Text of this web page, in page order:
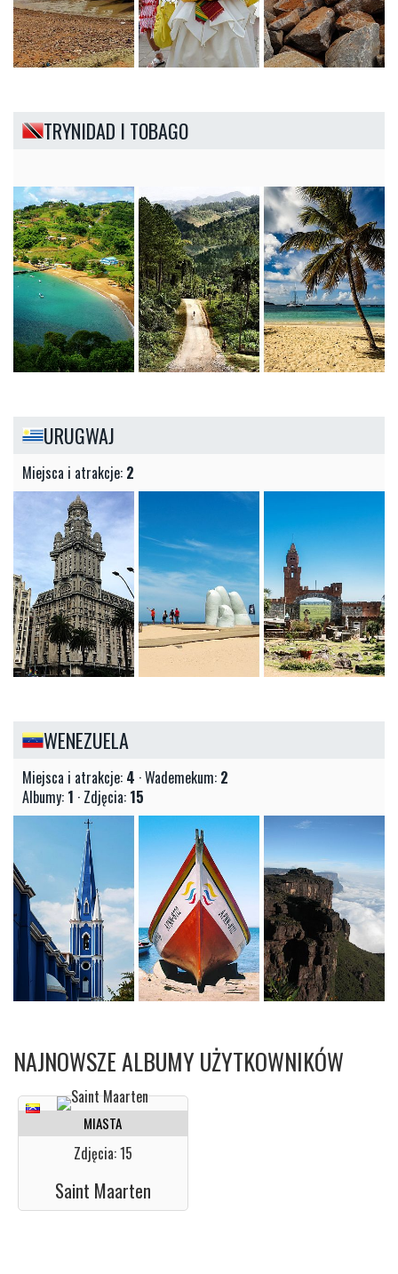
TRYNIDAD I TOBAGO
URUGWAJ
Miejsca i atrakcje: 2
WENEZUELA
Miejsca i atrakcje: 4 · Wademekum: 2
Albumy: 1 · Zdjęcia: 15
NAJNOWSZE ALBUMY UŻYTKOWNIKÓW
MIASTA
Zdjęcia: 15
Saint Maarten